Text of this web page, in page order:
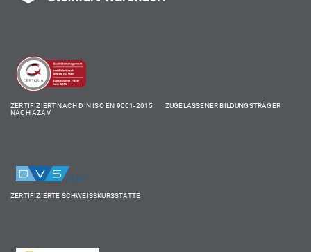
ZERTIFIZIERT NACH DIN ISO EN 9001-2015 ZUGELASSENER BILDUNGSTRÄGER
NACH AZAV
ZERTIFIZIERTE SCHWEISSKURSSTÄTTE